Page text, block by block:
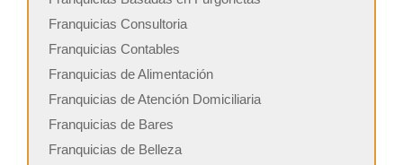
Franquicias Consultoria
Franquicias Contables
Franquicias de Alimentación
Franquicias de Atención Domiciliaria
Franquicias de Bares
Franquicias de Belleza